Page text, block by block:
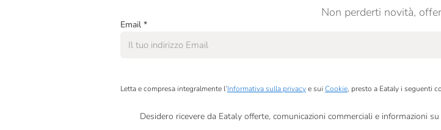
Biancavigna
Billecart Salmon
Bodegas Faustino
Non perderti novità,
Email *
Letta e compresa integralmente l’Informativa sulla privacye sui Cookie, presto a Eataly i seguenti
Desidero ricevere da Eataly offerte, comunicazioni commerciali e informazioni